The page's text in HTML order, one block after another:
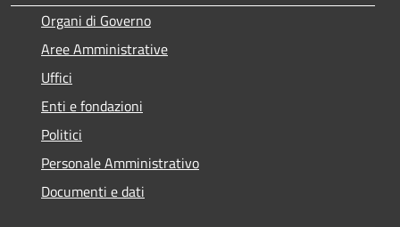
Organi di Governo
Aree Amministrative
Uffici
Enti e fondazioni
Politici
Personale Amministrativo
Documenti e dati